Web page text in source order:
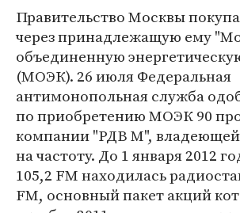
Правительство Москвы
через принадлежащую ему
объединенную
(МОЭК). 26 июля Федеральная
антимонопольная служба
по приобретению МОЭК 90
компании "РДВ М",
на частоту. До 1 января 2012
105,2 FM находилась
FM, основный пакет акций